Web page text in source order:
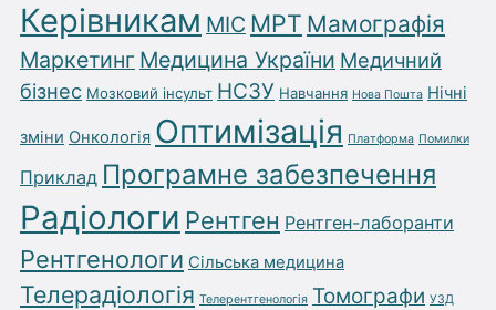
Керівникам МІС МРТ Мамографія
Маркетинг Медицина України Медичний
бізнес Мозковий інсульт НСЗУ Навчання Нова Пошта Нічні
зміни Онкологія Оптимізація Платформа Помилки
Приклад Програмне забезпечення
Радіологи Рентген Рентген-лаборанти
Рентгенологи Сільська медицина
Телерадіологія Телерентгенологія Томографи УЗД